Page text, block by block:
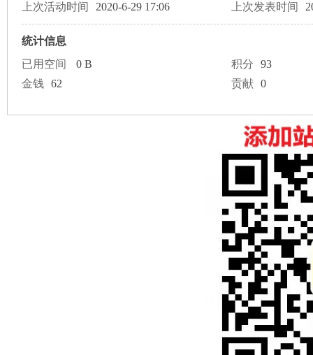
上次活动时间
2020-6-29 17:06 上次发表时间
统计信息
已用空间
0 B 积分
93
金钱
62 贡献 0